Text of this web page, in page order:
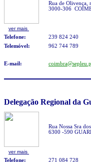
Rua de Olivença,
3000-306
ver mais
Telefone:
239 824 240
Telemóvel:
962 744 789
E-mail:
Delegação Regional da
Rua Nossa Sra
6300 -590
ver mais
Telefone:
271 084 728